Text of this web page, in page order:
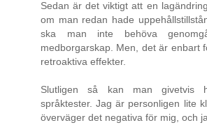
Sedan är det viktigt att en
om man redan hade
ska man inte behöva
medborgarskap. Men, det är enbart
retroaktiva effekter.
Slutligen så kan man givetvis
språktester. Jag är personligen lite
överväger det negativa för mig, och